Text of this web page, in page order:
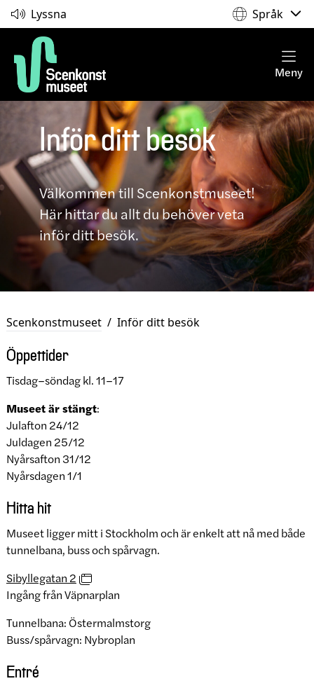
Lyssna Språk
Meny
Inför ditt besök
Välkommen till Scenkonstmuseet!
Här hittar du allt du behöver veta
inför ditt besök.
Scenkonstmuseet / Inför ditt besök
Öppettider
Tisdag–söndag kl. 11–17
Museet är stängt:
Julafton 24/12
Juldagen 25/12
Nyårsafton 31/12
Nyårsdagen 1/1
Hitta hit
Museet ligger mitt i Stockholm och är enkelt att nå med både
tunnelbana, buss och spårvagn.
Sibyllegatan 2
Ingång från Väpnarplan
Tunnelbana: Östermalmstorg
Buss/spårvagn: Nybroplan
Entré